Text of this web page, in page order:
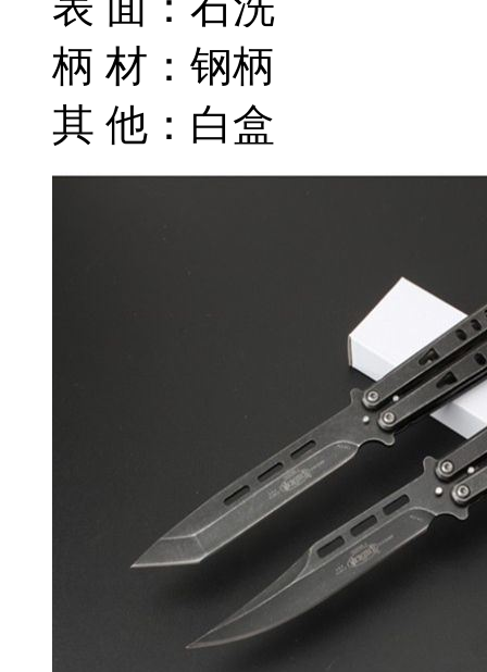
柄 材：钢柄
其 他：白盒